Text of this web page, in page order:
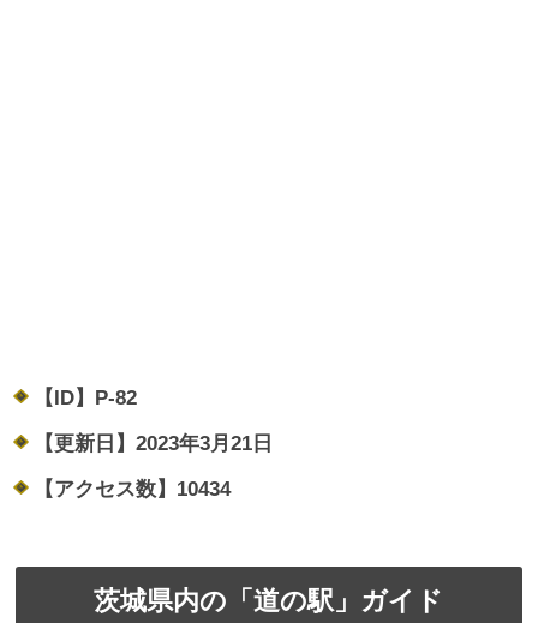
【ID】 P-82
【更新日】 2023年3月21日
【アクセス数】 10434
茨城県内の「道の駅」ガイド